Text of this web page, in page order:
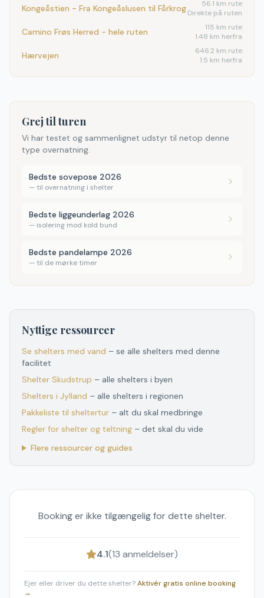
Kongeåstien - Fra Kongeåslusen til Fårkrog 56.1 km rute
Direkte på ruten
Camino Frøs Herred - hele ruten 115 km rute
1.48 km herfra
Hærvejen 646.2 km rute
1.5 km herfra
Grej til turen
Vi har testet og sammenlignet udstyr til netop denne
type overnatning.
Bedste sovepose 2026
— til overnatning i shelter
Bedste liggeunderlag 2026
— isolering mod kold bund
Bedste pandelampe 2026
— til de mørke timer
Nyttige ressourcer
Se shelters med vand – se alle shelters med denne
facilitet
Shelter Skudstrup – alle shelters i byen
Shelters i Jylland – alle shelters i regionen
Pakkeliste til sheltertur – alt du skal medbringe
Regler for shelter og teltning – det skal du vide
Flere ressourcer og guides
Booking er ikke tilgængelig for dette shelter.
4.1(13 anmeldelser)
Ejer eller driver du dette shelter?Aktivér gratis online booking
→